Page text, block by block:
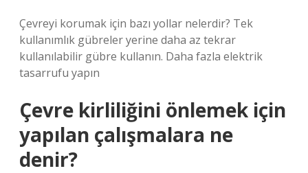
Çevreyi korumak için bazı yollar nelerdir? Tek
kullanımlık gübreler yerine daha az tekrar
kullanılabilir gübre kullanın. Daha fazla elektrik
tasarrufu yapın
Çevre kirliliğini önlemek için
yapılan çalışmalara ne
denir?